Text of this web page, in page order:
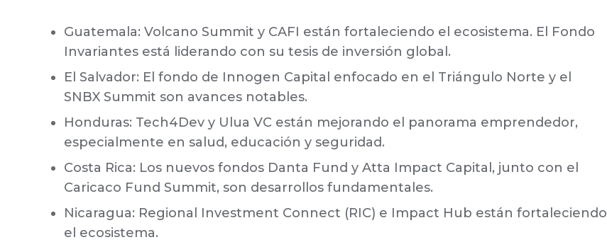
Guatemala: Volcano Summit y CAFI están fortaleciendo el ecosistema. El Fondo
Invariantes está liderando con su tesis de inversión global.
El Salvador: El fondo de Innogen Capital enfocado en el Triángulo Norte y el
SNBX Summit son avances notables.
Honduras: Tech4Dev y Ulua VC están mejorando el panorama emprendedor,
especialmente en salud, educación y seguridad.
Costa Rica: Los nuevos fondos Danta Fund y Atta Impact Capital, junto con el
Caricaco Fund Summit, son desarrollos fundamentales.
Nicaragua: Regional Investment Connect (RIC) e Impact Hub están fortaleciendo
el ecosistema.